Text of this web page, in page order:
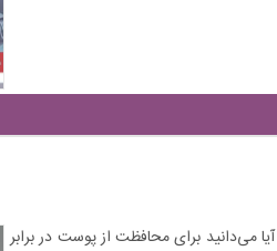
می‌دانید برای محافظت از پوست در برابر